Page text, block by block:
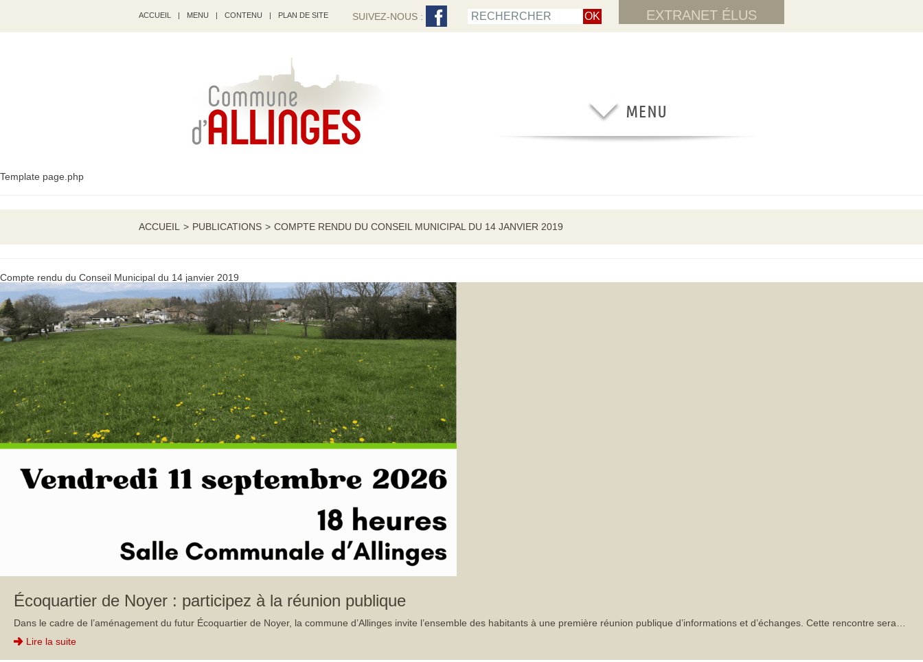
ACCUEIL | MENU | CONTENU | PLAN DE SITE EXTRANET ÉLUS
SUIVEZ-NOUS :
Template page.php
ACCUEIL > PUBLICATIONS > COMPTE RENDU DU CONSEIL MUNICIPAL DU 14 JANVIER 2019
Compte rendu du Conseil Municipal du 14 janvier 2019
Écoquartier de Noyer : participez à la réunion publique
Dans le cadre de l’aménagement du futur Écoquartier de Noyer, la commune d’Allinges invite l’ensemble des habitants à une première réunion publique d’informations et d’échanges. Cette rencontre sera…
Lire la suite